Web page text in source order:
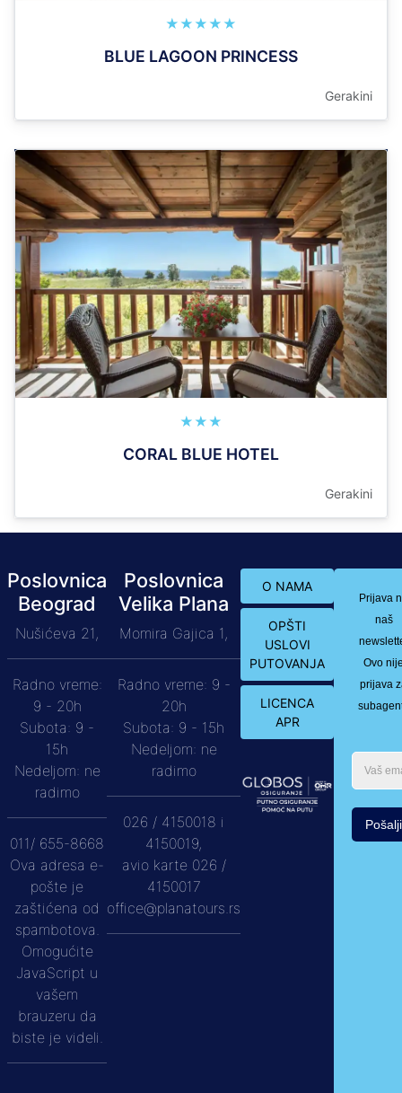
★★★★★
BLUE LAGOON PRINCESS
Gerakini
★★★
CORAL BLUE HOTEL
Gerakini
Poslovnica
Beograd
Nušićeva 21,
Radno vreme:
9 - 20h
Subota: 9 -
15h
Nedeljom: ne
radimo
011/ 655-8668
Ova adresa e-
pošte je
zaštićena od
spambotova.
Omogućite
JavaScript u
vašem
brauzeru da
biste je videli.
Poslovnica
Velika Plana
Momira Gajica 1,
Radno vreme: 9 -
20h
Subota: 9 - 15h
Nedeljom: ne
radimo
026 / 4150018 i
4150019,
avio karte 026 /
4150017
office@planatours.rs
O NAMA
OPŠTI
USLOVI
PUTOVANJA
LICENCA
APR
Prijava
naš
Ovo
prijava
Pošalji